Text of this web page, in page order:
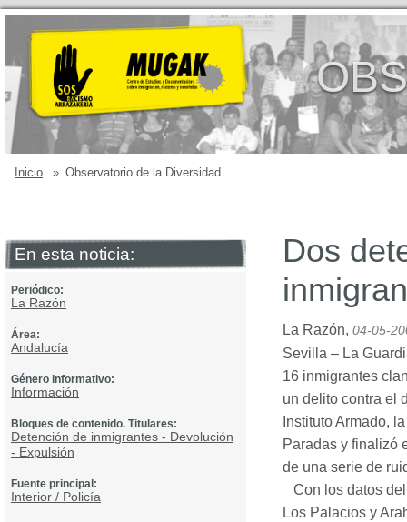
Inicio » Observatorio de la Diversidad
En esta noticia:
Periódico:
La Razón
Área:
Andalucía
Género informativo:
Información
Bloques de contenido. Titulares:
Detención de inmigrantes - Devolución
- Expulsión
Fuente principal:
Interior / Policía
Dos
La Razón, 04-05-
Sevilla – La
16 inmigrantes
un delito contra el
Instituto Armado,
Paradas y finalizó
de una serie de
Con los datos
Los Palacios y